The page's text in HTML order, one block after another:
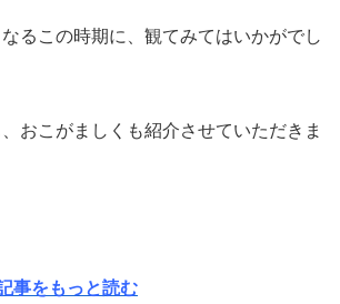
るこの時期に、観てみてはいかがでし
おこがましくも紹介させていただきま
事をもっと読む